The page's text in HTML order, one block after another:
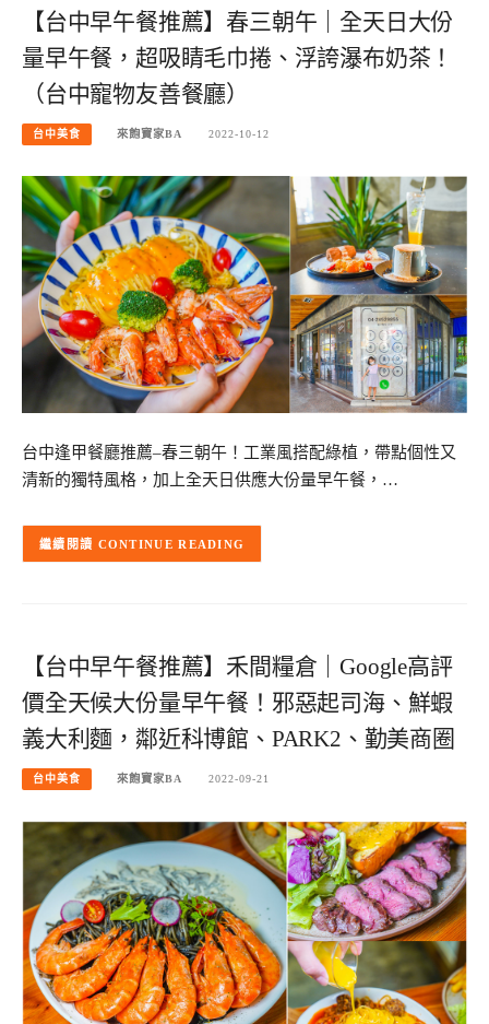
【台中早午餐推薦】春三朝午｜全天日大份
量早午餐，超吸睛毛巾捲、浮誇瀑布奶茶！
（台中寵物友善餐廳）
台中美食 來飽寶家BA 2022-10-12
台中逢甲餐廳推薦–春三朝午！工業風搭配綠植，帶點個性又
清新的獨特風格，加上全天日供應大份量早午餐，…
CONTINUE READING
【台中早午餐推薦】禾間糧倉｜Google高評
價全天候大份量早午餐！邪惡起司海、鮮蝦
義大利麵，鄰近科博館、PARK2、勤美商圈
台中美食 來飽寶家BA 2022-09-21